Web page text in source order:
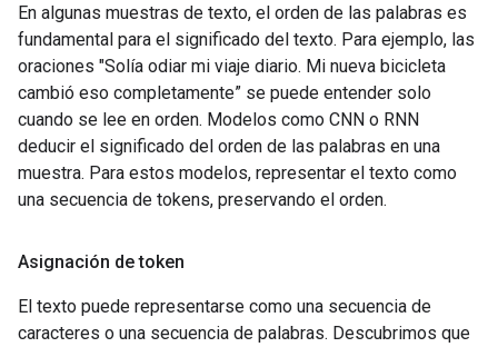
En algunas muestras de texto, el orden de las palabras es
fundamental para el significado del texto. Para ejemplo, las
oraciones "Solía odiar mi viaje diario. Mi nueva bicicleta
cambió eso completamente” se puede entender solo
cuando se lee en orden. Modelos como CNN o RNN
deducir el significado del orden de las palabras en una
muestra. Para estos modelos, representar el texto como
una secuencia de tokens, preservando el orden.
Asignación de token
El texto puede representarse como una secuencia de
caracteres o una secuencia de palabras. Descubrimos que